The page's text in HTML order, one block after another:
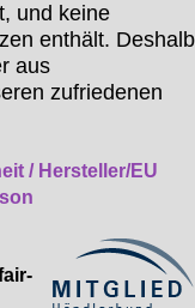
und keine
enthält. Deshalb
aus
zufriedenen
/ Hersteller/EU